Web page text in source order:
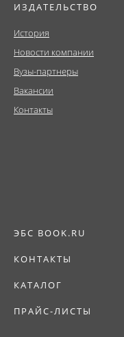
ИЗДАТЕЛЬСТВО
История
Новости компании
Вузы-партнеры
Вакансии
Контакты
ЭБС BOOK.RU
КОНТАКТЫ
КАТАЛОГ
ПРАЙС-ЛИСТЫ